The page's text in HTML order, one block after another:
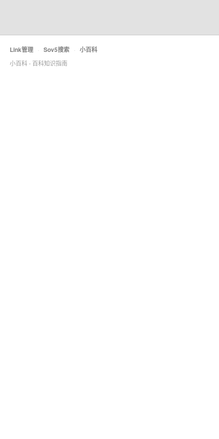
Link管理 · Sov5搜索 · 小百科
小百科 - 百科知识指南